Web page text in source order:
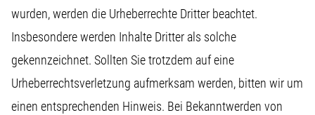
wurden, werden die Urheberrechte Dritter beachtet.
Insbesondere werden Inhalte Dritter als solche
gekennzeichnet. Sollten Sie trotzdem auf eine
Urheberrechtsverletzung aufmerksam werden, bitten wir um
einen entsprechenden Hinweis. Bei Bekanntwerden von